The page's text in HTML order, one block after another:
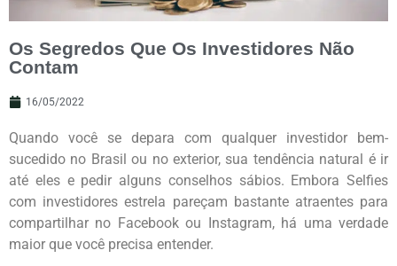
Os Segredos Que Os Investidores Não
Contam
16/05/2022
Quando você se depara com qualquer investidor bem-
sucedido no Brasil ou no exterior, sua tendência natural é ir
até eles e pedir alguns conselhos sábios. Embora Selfies
com investidores estrela pareçam bastante atraentes para
compartilhar no Facebook ou Instagram, há uma verdade
maior que você precisa entender.